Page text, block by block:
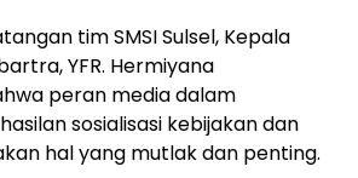
tim SMSI Sulsel, Kepala
YFR. Hermiyana
peran media dalam
sosialisasi kebijakan dan
hal yang mutlak dan penting.